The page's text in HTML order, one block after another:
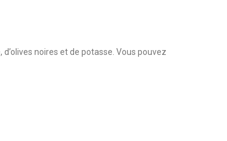
noires et de potasse. Vous pouvez